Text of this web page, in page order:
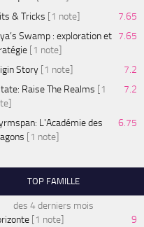
& Tricks [1 note]
7.65
Swamp : exploration et
[1 note]
7.65
Story [1 note]
7.2
Raise The Realms [1
7.2
L'Académie des
[1 note]
6.75
TOP FAMILLE
des 4 derniers mois
[1 note]
9